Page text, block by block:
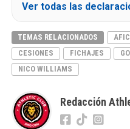
Ver todas las
TEMAS RELACIONADOS
CESIONES
FICHAJES
NICO WILLIAMS
Redacción